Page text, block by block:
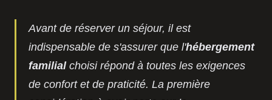
Avant de réserver un séjour, il est
indispensable de s'assurer que l'hébergement
familialchoisi répond à toutes les exigences
de confort et de praticité. La première